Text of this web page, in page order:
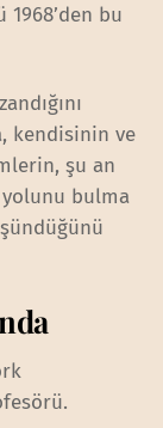
bu
kendisinin ve
şu an
bulma